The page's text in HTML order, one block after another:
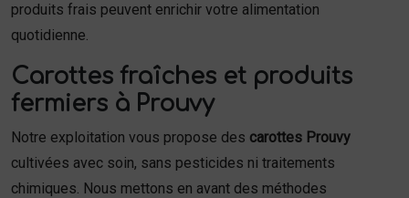
produits frais peuvent enrichir votre alimentation
quotidienne.
Carottes fraîches et produits
fermiers à Prouvy
Notre exploitation vous propose des carottes Prouvy
cultivées avec soin, sans pesticides ni traitements
chimiques. Nous mettons en avant des méthodes